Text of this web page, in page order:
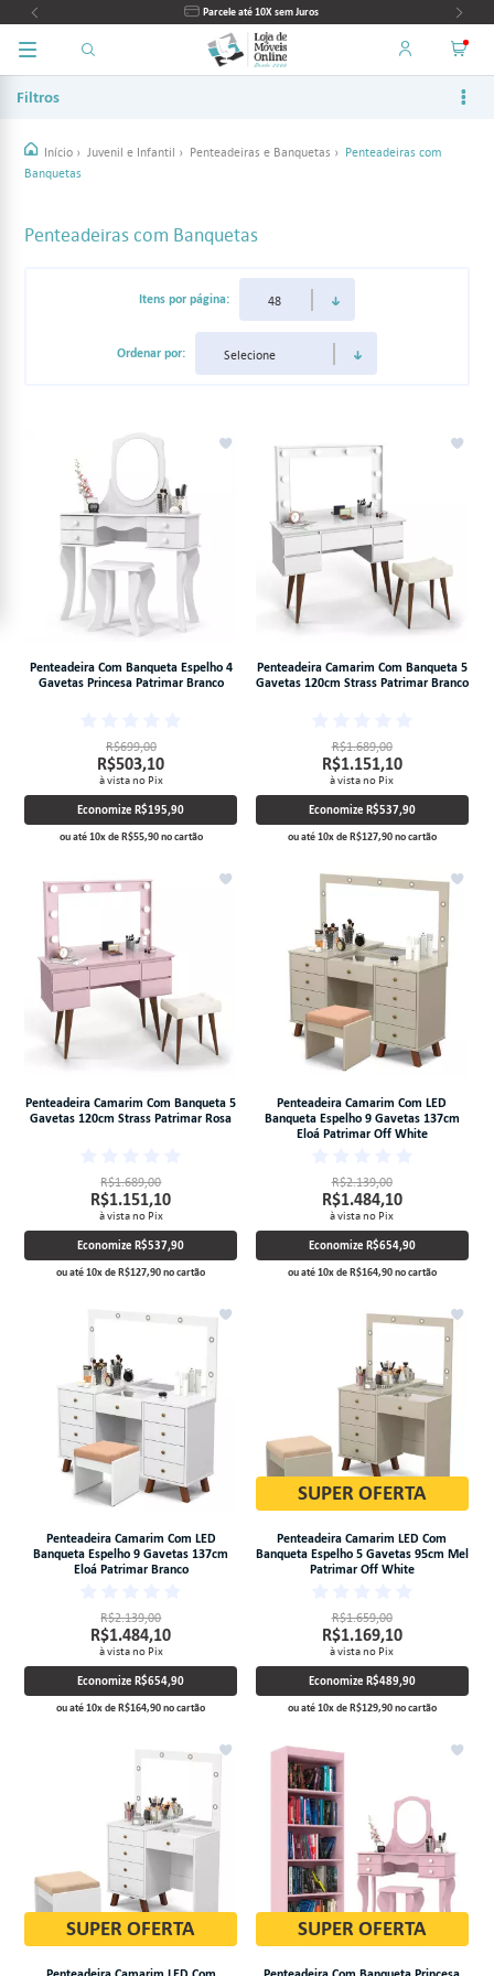
Parcele até 10X sem Juros
Início › Juvenil e Infantil › Penteadeiras e Banquetas › Penteadeiras com
Banquetas
Filtros
Penteadeiras com Banquetas
Itens por página:
Ordenar por:
Penteadeira Com Banqueta Espelho 4
Gavetas Princesa Patrimar Branco
R$699,00
R$503,10
à vista no Pix
EconomizeR$195,90
ou até10xdeR$55,90no cartão
Penteadeira Camarim Com Banqueta 5
Gavetas 120cm Strass Patrimar Branco
R$1.689,00
R$1.151,10
à vista no Pix
Economize R$537,90
ou até10xdeR$127,90no cartão
Penteadeira Camarim Com Banqueta 5
Gavetas 120cm Strass Patrimar Rosa
R$1.689,00
R$1.151,10
à vista no Pix
EconomizeR$537,90
ou até10xdeR$127,90no cartão
Penteadeira Camarim Com LED
Banqueta Espelho 9 Gavetas 137cm
Eloá Patrimar Off White
R$2.139,00
R$1.484,10
à vista no Pix
Economize R$654,90
ou até10xdeR$164,90no cartão
Penteadeira Camarim Com LED
Banqueta Espelho 9 Gavetas 137cm
Eloá Patrimar Branco
R$2.139,00
R$1.484,10
à vista no Pix
EconomizeR$654,90
ou até10xdeR$164,90no cartão
SUPER OFERTA
Penteadeira Camarim LED Com
Banqueta Espelho 5 Gavetas 95cm Mel
Patrimar Off White
R$1.659,00
R$1.169,10
à vista no Pix
Economize R$489,90
ou até10xdeR$129,90no cartão
SUPER OFERTA SUPER OFERTA